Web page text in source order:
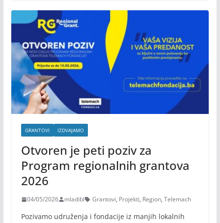
GRANTOVI IZDVAJAMO
Otvoren je peti poziv za
Program regionalnih grantova
2026
04/05/2026 mladibl Grantovi, Projekti, Region, Telemach
Pozivamo udruženja i fondacije iz manjih lokalnih